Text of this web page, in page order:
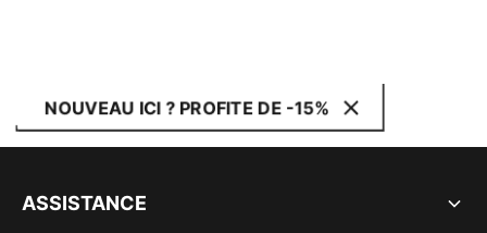
NOUVEAU ICI ? PROFITE DE -15%
ASSISTANCE